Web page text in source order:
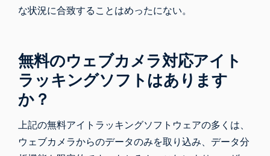
な状況に合致することはめったにない。
無料のウェブカメラ対応アイト
ラッキングソフトはあります
か？
上記の無料アイトラッキングソフトウェアの多くは、
ウェブカメラからのデータのみを取り込み、データ分